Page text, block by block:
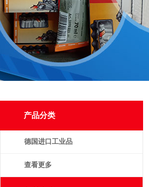
产品分类
德国进口工业品
查看更多